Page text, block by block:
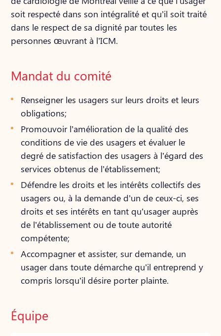
soit respecté dans son intégralité et qu’il soit traité
dans le respect de sa dignité par toutes les
personnes œuvrant à l’ICM.
Mandat du comité
Renseigner les usagers sur leurs droits et leurs
obligations;
Promouvoir l’amélioration de la qualité des
conditions de vie des usagers et évaluer le
degré de satisfaction des usagers à l’égard des
services obtenus de l’établissement;
Défendre les droits et les intérêts collectifs des
usagers ou, à la demande d’un de ceux-ci, ses
droits et ses intérêts en tant qu’usager auprès
de l’établissement ou de toute autorité
compétente;
Accompagner et assister, sur demande, un
usager dans toute démarche qu’il entreprend y
compris lorsqu’il désire porter plainte.
Équipe